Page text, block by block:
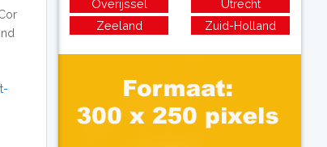
Overijssel
Utrecht
Zeeland
Zuid-Holland